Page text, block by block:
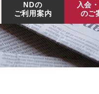
NDの
ご利用案内
入会
のご